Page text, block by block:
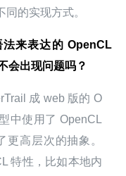
的实现方式。
来表达的 OpenCL
会出现问题吗？
成 web 版的 O
中使用了 OpenCL
更高层次的抽象。
特性，比如本地内